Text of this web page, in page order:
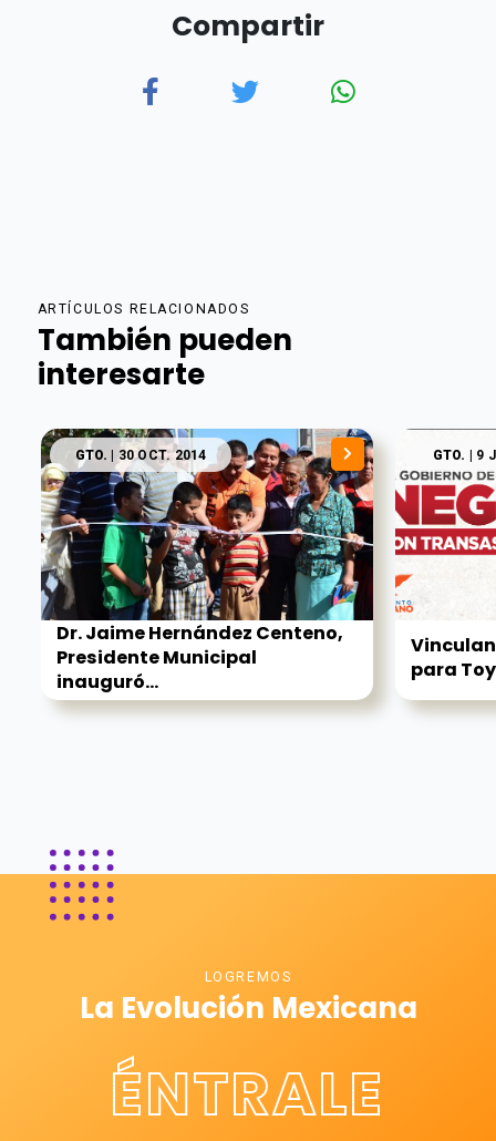
Compartir
ARTÍCULOS RELACIONADOS
También pueden
interesarte
GTO. | 30 OCT. 2014
Dr. Jaime Hernández Centeno,
Presidente Municipal
inauguró...
GTO. | 9
para
LOGREMOS
La Evolución Mexicana
ÉNTRALE